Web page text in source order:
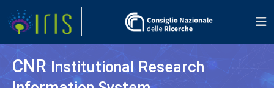
CNR Institutional Research